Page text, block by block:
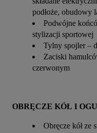
podłoże, obudowy
Podwójne
stylizacji sportowej
Tylny spojler –
Zaciski
czerwonym
OBRĘCZE KÓŁ I
Obręcze kół ze